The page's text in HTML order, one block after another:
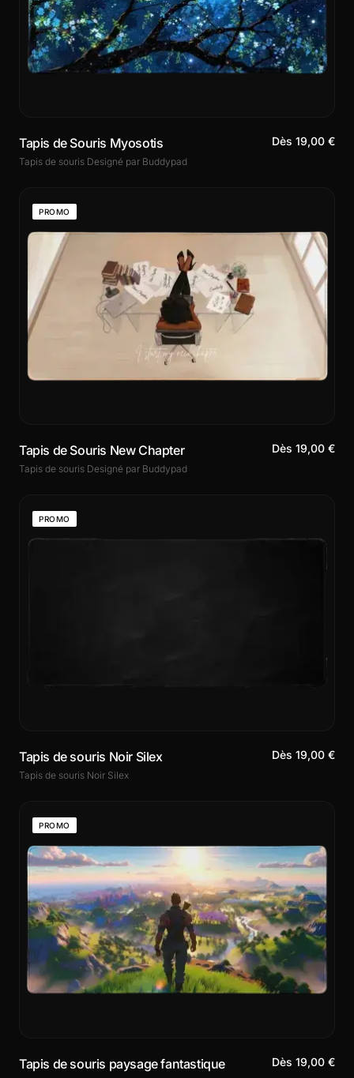
Tapis de Souris Myosotis
Tapis de souris Designé par Buddypad
Dès 19,00 €
PROMO
Tapis de Souris New Chapter
Tapis de souris Designé par Buddypad
Dès 19,00 €
PROMO
Tapis de souris Noir Silex
Tapis de souris Noir Silex
Dès 19,00 €
PROMO
Tapis de souris paysage fantastique Dès 19,00 €